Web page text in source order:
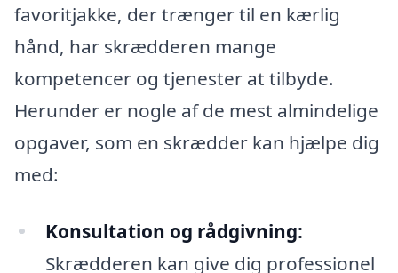
favoritjakke, der trænger til en kærlig
hånd, har skrædderen mange
kompetencer og tjenester at tilbyde.
Herunder er nogle af de mest almindelige
opgaver, som en skrædder kan hjælpe dig
med:
Konsultation og rådgivning:
Skrædderen kan give dig professionel